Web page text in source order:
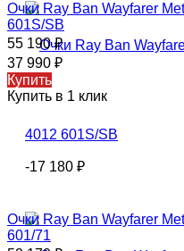
Очки Ray Ban Wayfarer
601S/SB
55 190₽
37 990 ₽
Купить
Купить в 1 клик
-17 180 ₽
Очки Ray Ban Wayfarer
601/71